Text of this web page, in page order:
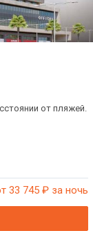
от пляжей.
33 745 ₽ за ночь